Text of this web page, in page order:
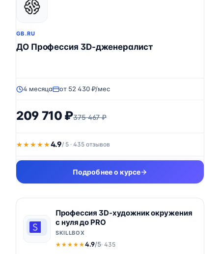
GB.RU
ДО Профессия 3D-дженералист
4 месяца от 52 430 ₽/мес
209 710 ₽375 467 ₽
★★★★★
★★★★★4.9/ 5 · 435 отзывов
Подробнее о курсе
Профессия 3D-художник окружения
с нуля до PRO
SKILLBOX
★★★★★
★★★★★4.9/5· 435